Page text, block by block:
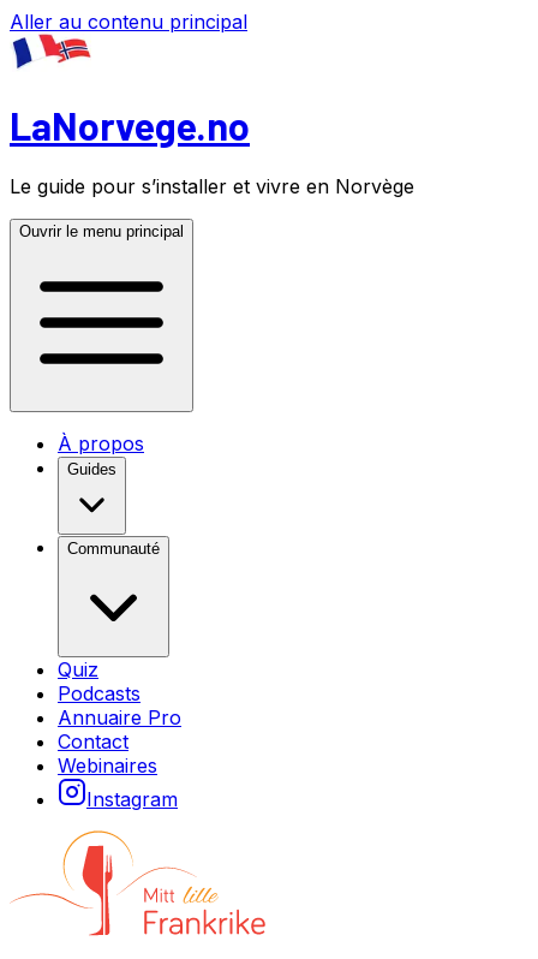
Aller au contenu principal
LaNorvege.no
Le guide pour s’installer et vivre en Norvège
Ouvrir le menu principal
À propos
Guides
Communauté
Quiz
Podcasts
Annuaire Pro
Contact
Webinaires
Instagram